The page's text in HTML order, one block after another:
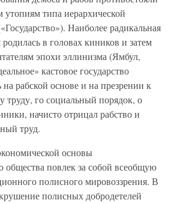
утопиям типа иерархической
Наиболее радикальная
в головах киников и затем
эпохи эллинизма (Ямбул,
кастовое государство
рабской основе и на презрении к
труду, го социальный порядок, о
начисто отрицал рабство и
труд.
основы
общества повлек за собой всеобщую
полисного мировоззрения. В
полисных добродетелей